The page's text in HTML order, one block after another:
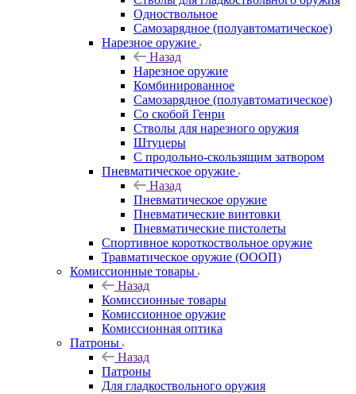
Одноствольное
Самозарядное (полуавтоматическое)
Нарезное оружие
Назад
Нарезное оружие
Комбинированное
Самозарядное (полуавтоматическое)
Со скобой Генри
Стволы для нарезного оружия
Штуцеры
С продольно-скользящим затвором
Пневматическое оружие
Назад
Пневматическое оружие
Пневматические винтовки
Пневматические пистолеты
Спортивное короткоствольное оружие
Травматическое оружие (ОООП)
Комиссионные товары
Назад
Комиссионные товары
Комиссионное оружие
Комиссионная оптика
Патроны
Назад
Патроны
Для гладкоствольного оружия